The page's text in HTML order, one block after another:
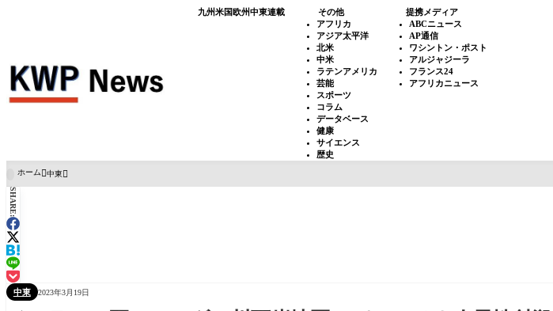
九州米国欧州中東連載
その他
アフリカ
アジア太平洋
北米
中米
ラテンアメリカ
芸能
スポーツ
コラム
データベース
健康
サイエンス
歴史
提携メディア
ABCニュース
AP通信
ワシントン・ポスト
アルジャジーラ
フランス24
アフリカニュース
ホーム 中東
SHARE:
中東 2023年3月19日